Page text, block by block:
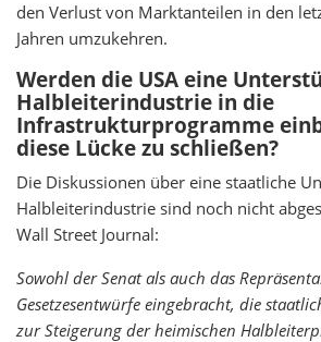
den Verlust von Marktanteilen in den
Jahren umzukehren.
Werden die USA eine
Halbleiterindustrie in die
Infrastrukturprogramme
diese Lücke zu schließen?
Die Diskussionen über eine staatliche
Halbleiterindustrie sind noch nicht
Wall Street Journal:
Sowohl der Senat als auch das
Gesetzesentwürfe eingebracht, die
zur Steigerung der heimischen